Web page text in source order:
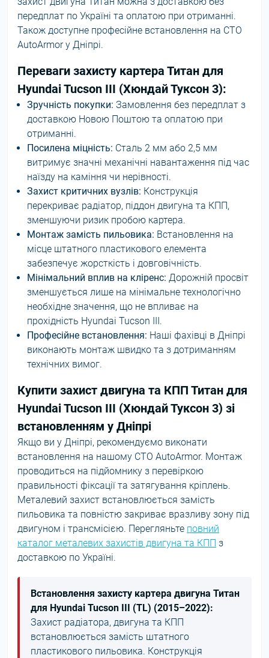
передплат по Україні та оплатою при отриманні.
Також доступне професійне встановлення на СТО
AutoArmor у Дніпрі.
Переваги захисту картера Титан для
Hyundai Tucson III (Хюндай Туксон 3):
Зручність покупки: Замовлення без передплат з
доставкою Новою Поштою та оплатою при
отриманні.
Посилена міцність: Сталь 2 мм або 2,5 мм
витримує значні механічні навантаження під час
наїзду на каміння чи нерівності.
Захист критичних вузлів: Конструкція
перекриває радіатор, піддон двигуна та КПП,
зменшуючи ризик пробою картера.
Монтаж замість пильовика: Встановлення на
місце штатного пластикового елемента
забезпечує жорсткість і довговічність.
Мінімальний вплив на кліренс: Дорожній просвіт
зменшується лише на мінімальне технологічно
необхідне значення, що не впливає на
прохідність Hyundai Tucson III.
Професійне встановлення: Наші фахівці в Дніпрі
виконають монтаж швидко та з дотриманням
технічних вимог.
Купити захист двигуна та КПП Титан для
Hyundai Tucson III (Хюндай Туксон 3) зі
встановленням у Дніпрі
Якщо ви у Дніпрі, рекомендуємо виконати
встановлення на нашому СТО AutoArmor. Монтаж
проводиться на підйомнику з перевіркою
правильності фіксації та затягування кріплень.
Металевий захист встановлюється замість
пильовика та повністю закриває вразливу зону під
двигуном і трансмісією. Перегляньте повний
каталог металевих захистів двигуна та КПП з
доставкою по Україні.
Встановлення захисту картера двигуна Титан
для Hyundai Tucson III (TL) (2015–2022):
Захист радіатора, двигуна та КПП
встановлюється замість штатного
пластикового пильовика. Конструкція